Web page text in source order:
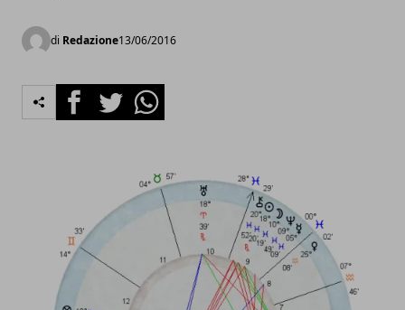
di Redazione13/06/2016
FacebookTwitterWhatsapp